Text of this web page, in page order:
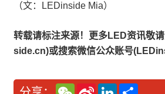
（文：LEDinside Mia）
转载请标注来源！更多LED资讯敬
side.cn)或搜索微信公众账号
W
S
L